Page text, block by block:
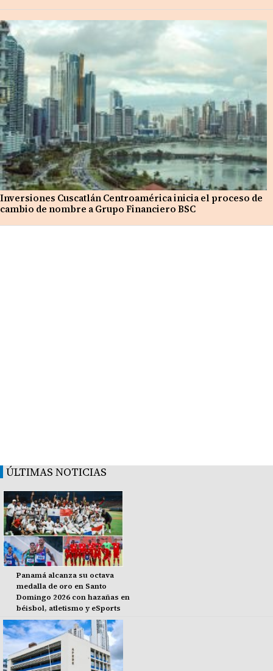
Inversiones Cuscatlán Centroamérica inicia el proceso de
cambio de nombre a Grupo Financiero BSC
ÚLTIMAS NOTICIAS
Panamá alcanza su octava
medalla de oro en Santo
Domingo 2026 con hazañas en
béisbol, atletismo y eSports